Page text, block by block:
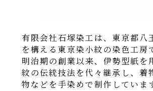
有限会社石塚染工は、東京都八
を構える東京染小紋の染色工房
明治期の創業以来、伊勢型紙を
紋の伝統技法を代々継承し、着
物などを手染めで制作していま